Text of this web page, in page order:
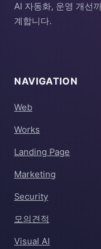
AI 자동화, 운영 개선
계합니다.
NAVIGATION
Web
Works
Landing Page
Marketing
Security
모의견적
Visual AI